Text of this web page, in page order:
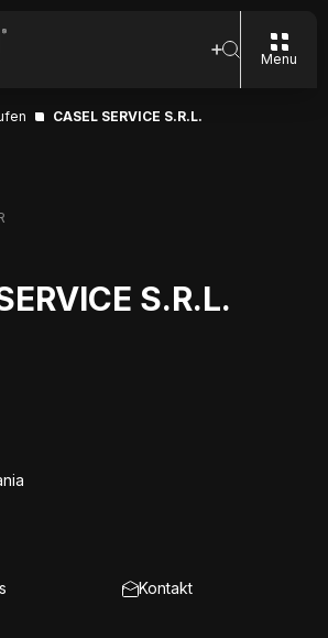
Menu
CASEL SERVICE S.R.L.
S.R.L.
Kontakt